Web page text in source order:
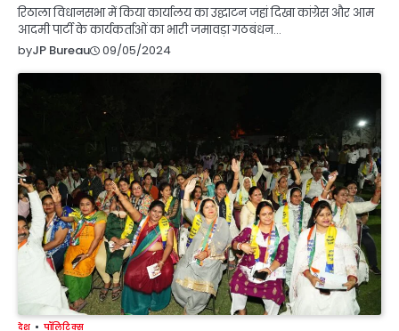
रिठाला विधानसभा में किया कार्यालय का उद्घाटन जहां दिखा कांग्रेस और आम
आदमी पार्टी के कार्यकर्ताओं का भारी जमावड़ा गठबंधन…
byJP Bureau 09/05/2024
देश पॉलिटिक्स